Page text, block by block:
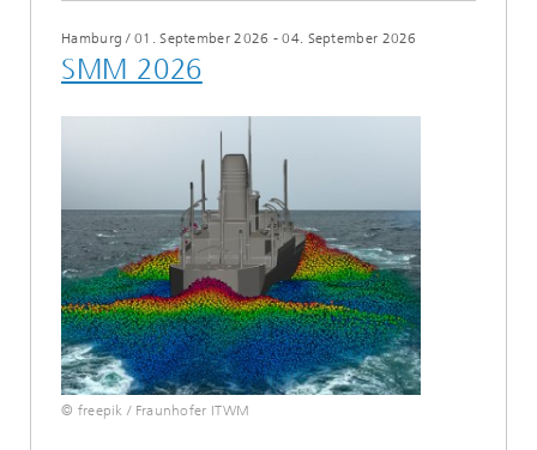
Hamburg /01. September 2026 - 04. September 2026
SMM 2026
© freepik / Fraunhofer ITWM